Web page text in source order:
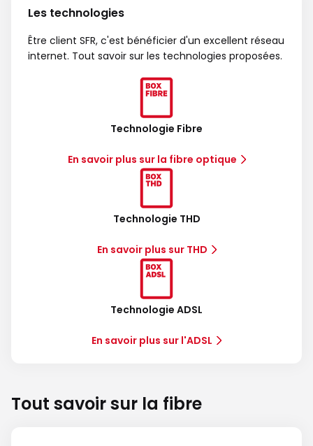
Les technologies
Être client SFR, c'est bénéficier d'un excellent réseau
internet. Tout savoir sur les technologies proposées.
Technologie Fibre
En savoir plus sur la fibre optique
Technologie THD
En savoir plus sur THD
Technologie ADSL
En savoir plus sur l'ADSL
Tout savoir sur la fibre